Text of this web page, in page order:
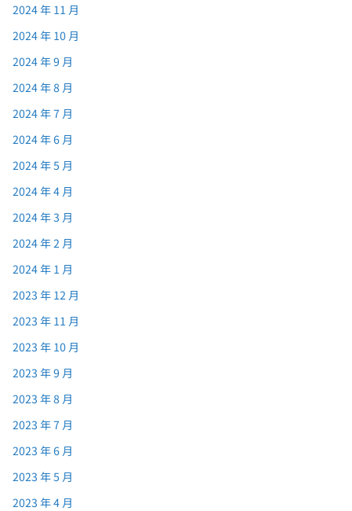
2024 年 11 月
2024 年 10 月
2024 年 9 月
2024 年 8 月
2024 年 7 月
2024 年 6 月
2024 年 5 月
2024 年 4 月
2024 年 3 月
2024 年 2 月
2024 年 1 月
2023 年 12 月
2023 年 11 月
2023 年 10 月
2023 年 9 月
2023 年 8 月
2023 年 7 月
2023 年 6 月
2023 年 5 月
2023 年 4 月